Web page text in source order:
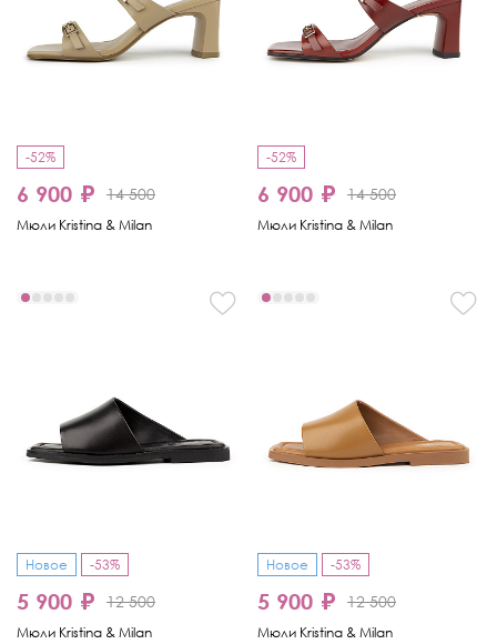
-52%
6 900 ₽ 14 500
Мюли Kristina & Milan
-52%
6 900 ₽ 14 500
Мюли Kristina & Milan
Новое -53%
5 900 ₽ 12 500
Мюли Kristina & Milan
Новое -53%
5 900 ₽ 12 500
Мюли Kristina & Milan